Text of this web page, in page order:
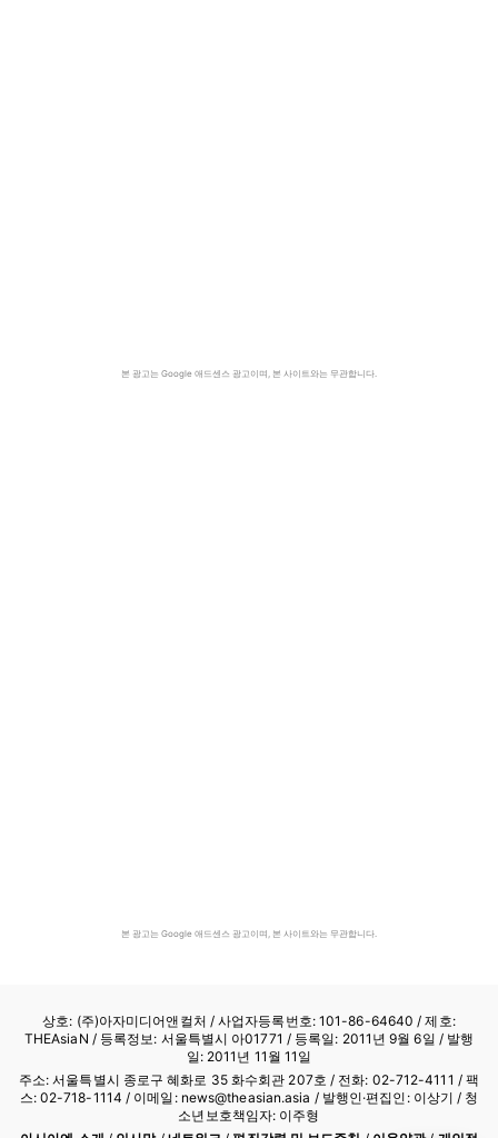
본 광고는 Google 애드센스 광고이며, 본 사이트와는 무관합니다.
본 광고는 Google 애드센스 광고이며, 본 사이트와는 무관합니다.
상호: (주)아자미디어앤컬처 /사업자등록번호: 101-86-64640 / 제호:
THEAsiaN / 등록정보: 서울특별시 아01771 / 등록일: 2011년 9월 6일 / 발행
일: 2011년 11월 11일
주소: 서울특별시 종로구 혜화로 35 화수회관 207호 / 전화: 02-712-4111 / 팩
스: 02-718-1114 / 이메일: news@theasian.asia / 발행인·편집인: 이상기 / 청
소년보호책임자: 이주형